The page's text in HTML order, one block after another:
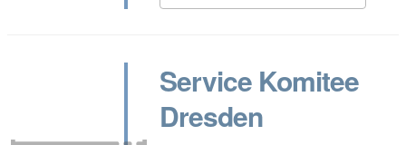
Service Komitee
Dresden